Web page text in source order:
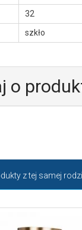
32
szkło
o
z tej samej